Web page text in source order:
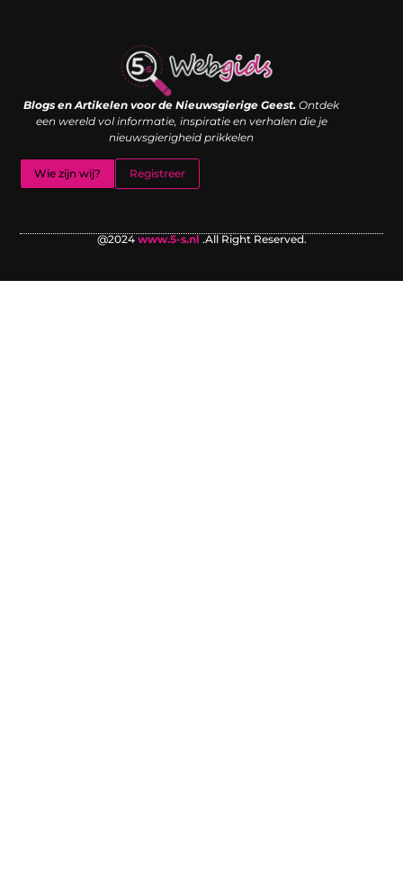
Blogs en Artikelen voor de Nieuwsgierige Geest. Ontdek
een wereld vol informatie, inspiratie en verhalen die je
nieuwsgierigheid prikkelen
Wie zijn wij? Registreer
@2024www.5-s.nl .All Right Reserved.